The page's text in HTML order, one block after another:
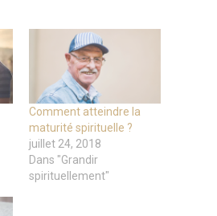
Comment atteindre la
maturité spirituelle ?
juillet 24, 2018
Dans "Grandir
spirituellement"